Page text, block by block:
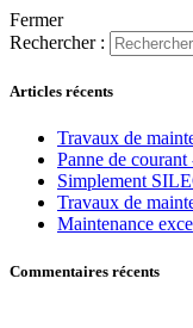
Fermer
Rechercher :
Articles récents
Travaux de
Panne de
Simplement
Travaux de
Maintenance
Commentaires récents